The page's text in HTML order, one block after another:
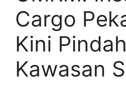
Cargo
Kini
Kawasan